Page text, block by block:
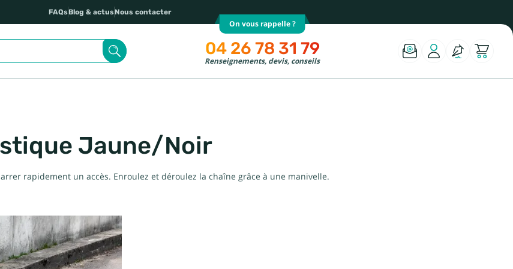
FAQsBlog & actusNous contacter
On vous rappelle ?
04 26 78 31 79
Renseignements, devis, conseils
Jaune/Noir
rapidement un accès. Enroulez et déroulez la chaîne grâce à une manivelle.